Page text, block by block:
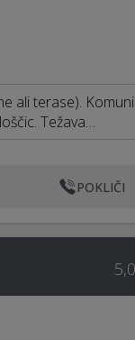
ali terase).
Težava…
POKLIČI
5,0